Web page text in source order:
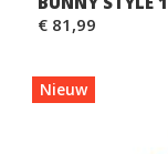
€ 81,99
Nieuw